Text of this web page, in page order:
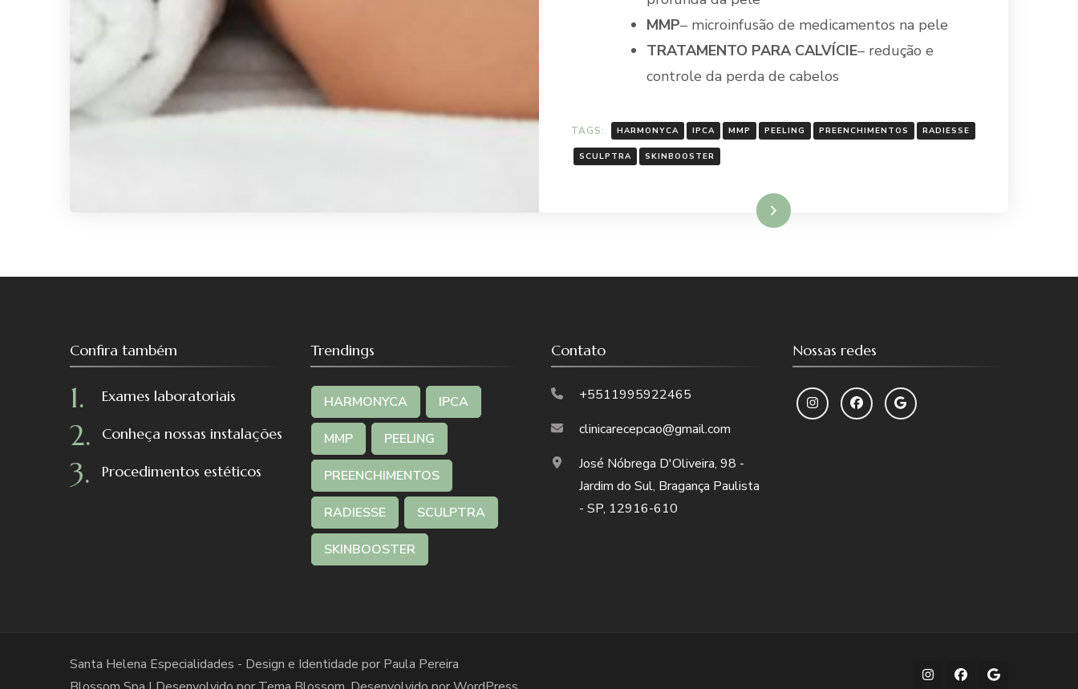
MMP– microinfusão de medicamentos na pele
TRATAMENTO PARA CALVÍCIE– redução e
controle da perda de cabelos
TAGS: HARMONYCA IPCA MMP PEELING PREENCHIMENTOS RADIESSE
SCULPTRA SKINBOOSTER
Ler mais
Confira também
Exames laboratoriais
Conheça nossas instalações
Procedimentos estéticos
Trendings
HARMONYCA IPCA
MMP PEELING
PREENCHIMENTOS
RADIESSE SCULPTRA
SKINBOOSTER
Contato
+5511995922465
clinicarecepcao@gmail.com
José Nóbrega D'Oliveira, 98 -
Jardim do Sul, Bragança Paulista
- SP, 12916-610
Nossas redes
Santa Helena Especialidades - Design e Identidade por Paula Pereira